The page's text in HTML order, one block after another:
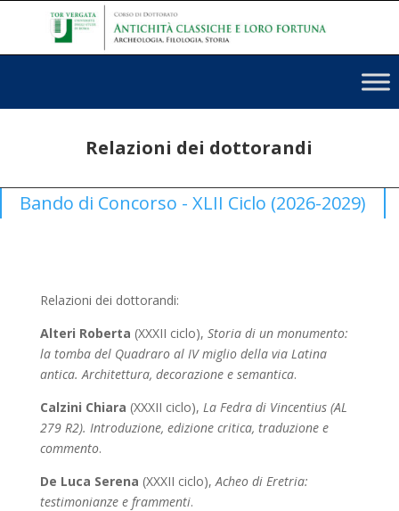
Relazioni dei dottorandi
Bando di Concorso - XLII Ciclo (2026-2029)
Relazioni dei dottorandi:
Alteri Roberta (XXXII ciclo), Storia di un monumento:
la tomba del Quadraro al IV miglio della via Latina
antica. Architettura, decorazione e semantica.
Calzini Chiara (XXXII ciclo), La Fedra di Vincentius (AL
279 R2). Introduzione, edizione critica, traduzione e
commento.
De Luca Serena (XXXII ciclo), Acheo di Eretria:
testimonianze e frammenti.